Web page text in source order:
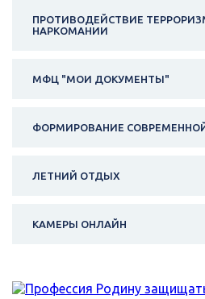
ПРОТИВОДЕЙСТВИЕ
НАРКОМАНИИ
МФЦ "МОИ ДОКУМЕНТЫ"
ФОРМИРОВАНИЕ
ЛЕТНИЙ ОТДЫХ
КАМЕРЫ ОНЛАЙН